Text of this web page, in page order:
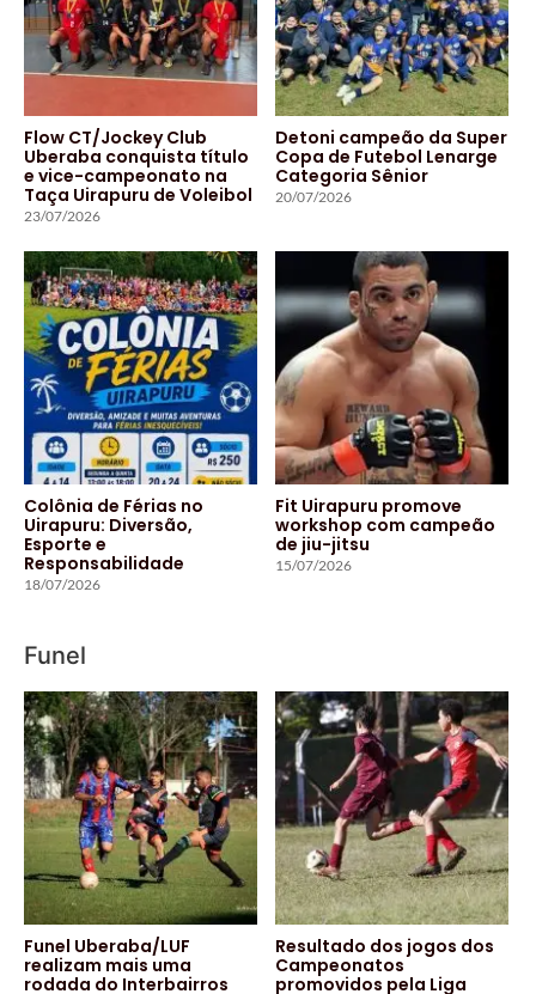
Flow CT/Jockey Club
Uberaba conquista título
e vice-campeonato na
Taça Uirapuru de Voleibol
23/07/2026
Detoni campeão da Super
Copa de Futebol Lenarge
Categoria Sênior
20/07/2026
Colônia de Férias no
Uirapuru: Diversão,
Esporte e
Responsabilidade
18/07/2026
Fit Uirapuru promove
workshop com campeão
de jiu-jitsu
15/07/2026
Funel
Funel Uberaba/LUF
realizam mais uma
rodada do Interbairros
Resultado dos jogos dos
Campeonatos
promovidos pela Liga